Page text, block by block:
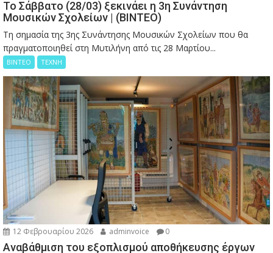
Το Σάββατο (28/03) ξεκινάει η 3η Συνάντηση
Μουσικών Σχολείων | (ΒΙΝΤΕΟ)
Τη σημασία της 3ης Συνάντησης Μουσικών Σχολείων που θα
πραγματοποιηθεί στη Μυτιλήνη από τις 28 Μαρτίου...
ΒΙΝΤΕΟ ΤΕΧΝΗ
12 Φεβρουαρίου 2026 adminvoice 0
Αναβάθμιση του εξοπλισμού αποθήκευσης έργων